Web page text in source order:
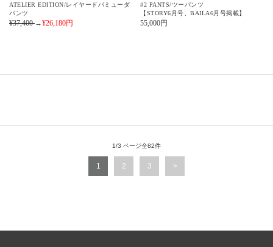
ATELIER EDITION/レイヤードバミューダ
パンツ
¥37,400→¥26,180円
#2 PANTS/ツーパンツ
【STORY6月号、BAILA6月号掲載】
55,000円
1/3 ページ全82件
1 2 3 >